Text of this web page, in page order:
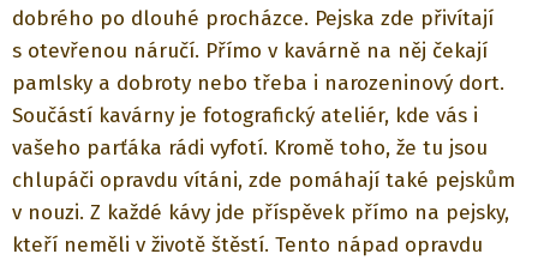
dobrého po dlouhé procházce. Pejska zde přivítají
s otevřenou náručí. Přímo v kavárně na něj čekají
pamlsky a dobroty nebo třeba i narozeninový dort.
Součástí kavárny je fotografický ateliér, kde vás i
vašeho parťáka rádi vyfotí. Kromě toho, že tu jsou
chlupáči opravdu vítáni, zde pomáhají také pejskům
v nouzi. Z každé kávy jde příspěvek přímo na pejsky,
kteří neměli v životě štěstí. Tento nápad opravdu